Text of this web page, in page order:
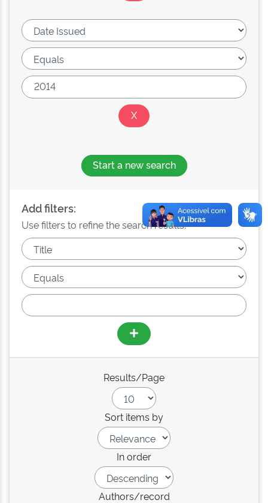
Start a new search
Add filters:
Use filters to refine the search results.
Results/Page
Sort items by
In order
Authors/record